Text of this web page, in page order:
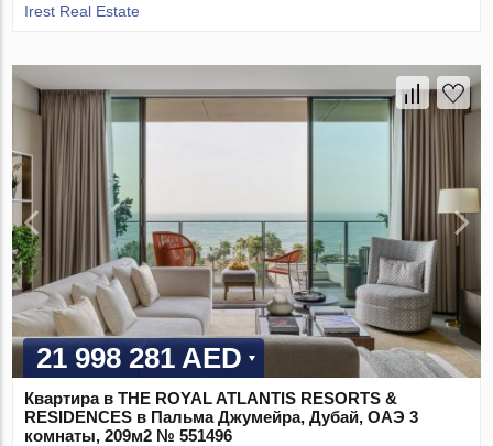
Irest Real Estate
21 998 281 AED
Квартира в THE ROYAL ATLANTIS RESORTS &
RESIDENCES в Пальма Джумейра, Дубай, ОАЭ 3
комнаты, 209м2 № 551496